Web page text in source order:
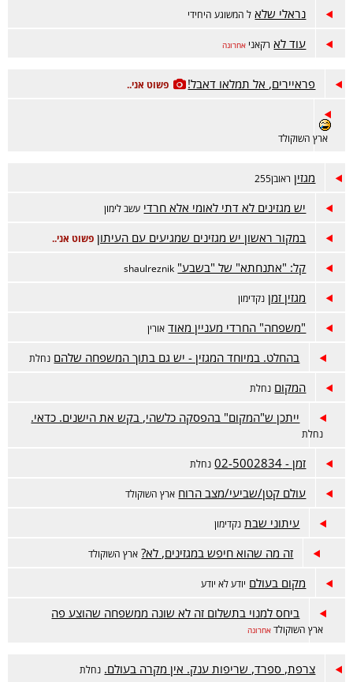
נראלי שלא ל המשוגע היחידי
עוד לא רקאני אחרונה
פראיירים, אל תמלאו דאבל! פשוט אני..
ארץ השוקולד
מגזין ראובן255
יש מגזינים לא דתי לאומי אלא חרדי עשב לימון
במקור ראשון יש מגזינים שמגיעים עם העיתון פשוט אני..
קל: "אתנחתא" של "בשבע" shaulreznik
מגזין זמן נקדימון
"משפחה" החרדי מעניין מאוד אורין
בהחלט. במיוחד המגזין - יש גם בתוך המשפחה שלהם נחלת
המקום נחלת
ייתכן ש"המקום" בהפסקה כלשהי, בקש את הישנים. כדאי.
נחלת
זמן - 02-5002834 נחלת
עולם קטן/שביעי/מצב הרוח ארץ השוקולד
עיתוני שבת נקדימון
זה מה שהוא חיפש במגזינים, לא? ארץ השוקולד
מקום בעולם יודע לא יודע
ביחס למנוי בתשלום זה לא שונה ממשפחה שהוצע פה
ארץ השוקולד אחרונה
צרפת, ספרד, שריפות ענק. אין מקרה בעולם. נחלת